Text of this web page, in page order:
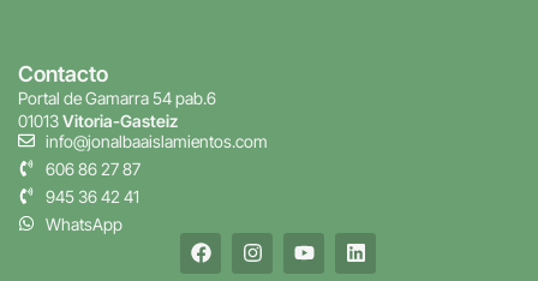
Contacto
Portal de Gamarra 54 pab.6
01013Vitoria-Gasteiz
info@jonalbaaislamientos.com
606 86 27 87
945 36 42 41
WhatsApp